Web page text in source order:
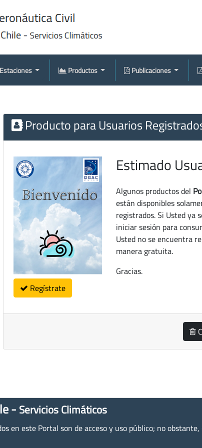
Estaciones Productos Publicaciones
Producto para Usuarios
Regístrate
Estimado
Algunos productos del
están disponibles
registrados. Si Usted ya
iniciar sesión para
Usted no se encuentra
manera gratuita.
Gracias.
- Servicios Climáticos
en este Portal son de acceso y uso público; no